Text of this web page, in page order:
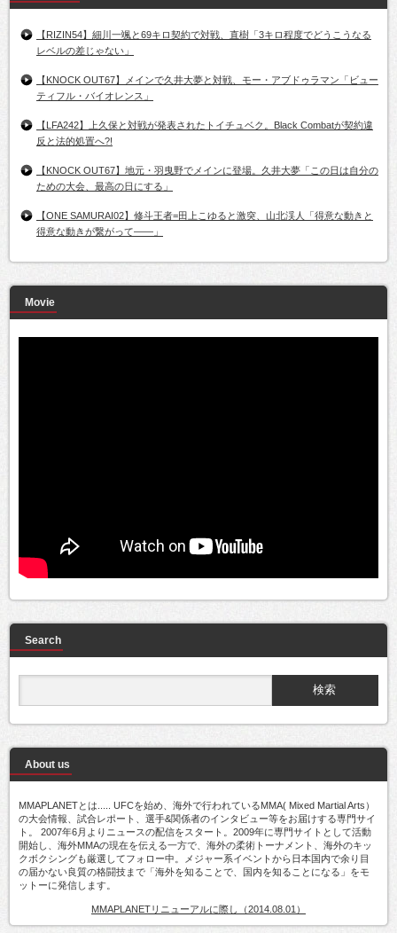
【RIZIN54】細川一颯と69キロ契約で対戦、直樹「3キロ程度でどうこうなる
レベルの差じゃない」
【KNOCK OUT67】メインで久井大夢と対戦、モー・アブドゥラマン「ビュー
ティフル・バイオレンス」
【LFA242】上久保と対戦が発表されたトイチュベク。Black Combatが契約違
反と法的処置へ?!
【KNOCK OUT67】地元・羽曳野でメインに登場。久井大夢「この日は自分の
ための大会、最高の日にする」
【ONE SAMURAI02】修斗王者=田上こゆると激突、山北渓人「得意な動きと
得意な動きが繋がって――」
Movie
Search
About us
MMAPLANETとは..... UFCを始め、海外で行われているMMA( Mixed Martial Arts）
の大会情報、試合レポート、選手&関係者のインタビュー等をお届けする専門サイ
ト。 2007年6月よりニュースの配信をスタート。2009年に専門サイトとして活動
開始し、海外MMAの現在を伝える一方で、海外の柔術トーナメント、海外のキッ
クボクシングも厳選してフォロー中。メジャー系イベントから日本国内で余り目
の届かない良質の格闘技まで「海外を知ることで、国内を知ることになる」をモ
ットーに発信します。
MMAPLANETリニューアルに際し（2014.08.01）